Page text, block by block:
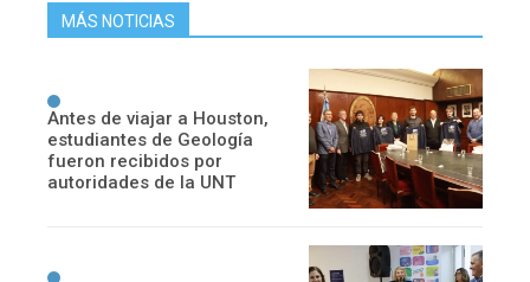
MÁS NOTICIAS
Antes de viajar a Houston,
estudiantes de Geología
fueron recibidos por
autoridades de la UNT